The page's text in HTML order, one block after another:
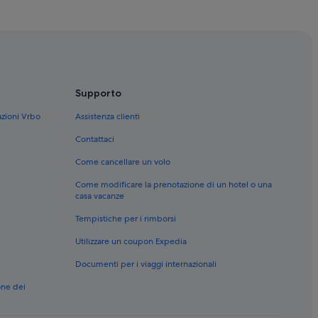
ammessi
Vrbo
dei
Supporto
Assistenza clienti
Contattaci
Come cancellare un volo
Come modificare la prenotazione di un hotel o una
casa vacanze
Tempistiche per i rimborsi
Utilizzare un coupon Expedia
Documenti per i viaggi internazionali